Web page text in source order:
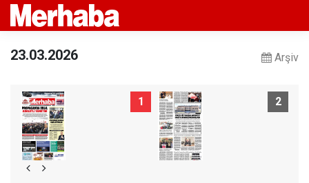
23.03.2026 Arşiv
1 2